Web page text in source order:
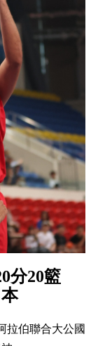
分20籃
拉伯聯合大公國